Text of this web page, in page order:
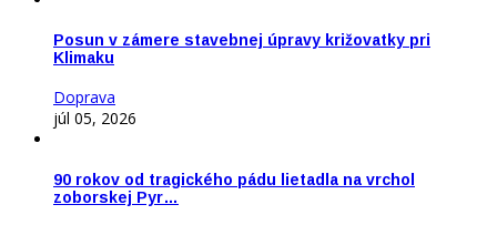
Posun v zámere stavebnej úpravy križovatky pri
Klimaku
Doprava
júl 05, 2026
90 rokov od tragického pádu lietadla na vrchol
zoborskej Pyr…